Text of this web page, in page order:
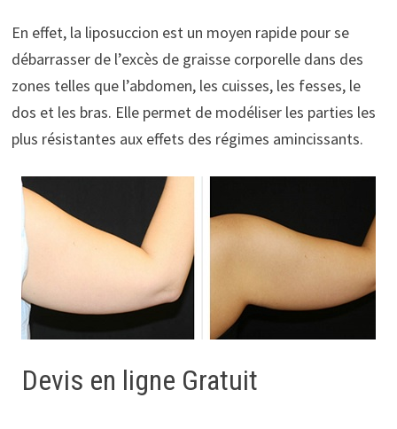
En effet, la liposuccion est un moyen rapide pour se
débarrasser de l’excès de graisse corporelle dans des
zones telles que l’abdomen, les cuisses, les fesses, le
dos et les bras. Elle permet de modéliser les parties les
plus résistantes aux effets des régimes amincissants.
Devis en ligne Gratuit